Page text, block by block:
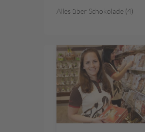
Großpackungen
Familienunternehmen
Alles über Schokolade (4)